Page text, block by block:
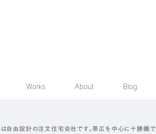
Works About Blog
自由設計の注文住宅会社です。帯広を中心に十勝圏で